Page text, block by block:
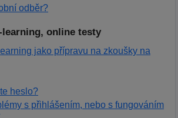
odběr?
learning, online testy
jako přípravu na zkoušky na
heslo?
s přihlášením, nebo s fungováním